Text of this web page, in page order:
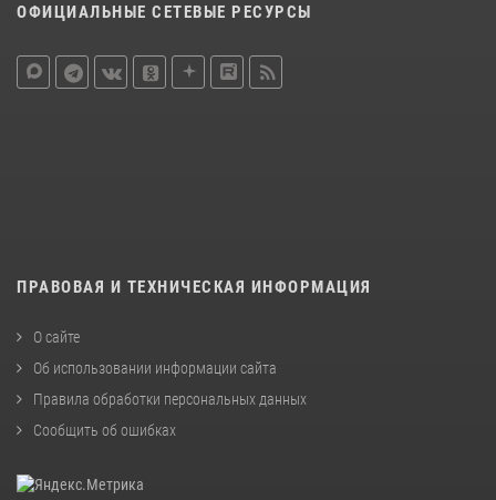
ОФИЦИАЛЬНЫЕ СЕТЕВЫЕ РЕСУРСЫ
ПРАВОВАЯ И ТЕХНИЧЕСКАЯ ИНФОРМАЦИЯ
О сайте
Об использовании информации сайта
Правила обработки персональных данных
Сообщить об ошибках